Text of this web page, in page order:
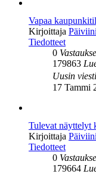
Vapaa
Kirjoittaja
Tiedotteet
0
179863
Uusin viesti
17 Tammi
Tulevat näyttelyt
Kirjoittaja
Tiedotteet
0
179664